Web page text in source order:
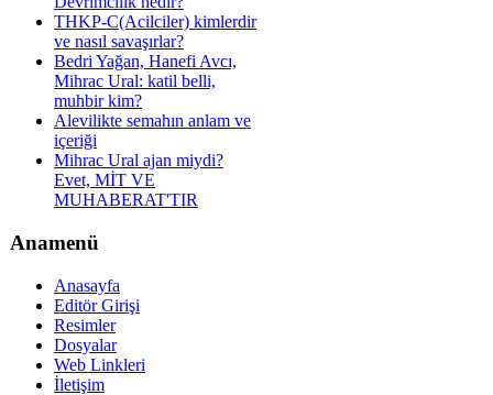
THKP-C(Acilciler) kimlerdir
ve nasıl savaşırlar?
Bedri Yağan, Hanefi Avcı,
Mihrac Ural: katil belli,
muhbir kim?
Alevilikte semahın anlam ve
içeriği
Mihrac Ural ajan miydi?
Evet, MİT VE
MUHABERAT'TIR
Anamenü
Anasayfa
Editör Girişi
Resimler
Dosyalar
Web Linkleri
İletişim